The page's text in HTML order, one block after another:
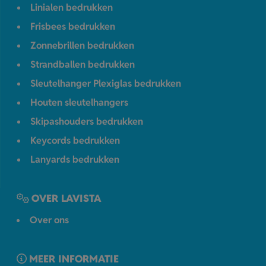
Linialen bedrukken
Frisbees bedrukken
Zonnebrillen bedrukken
Strandballen bedrukken
Sleutelhanger Plexiglas bedrukken
Houten sleutelhangers
Skipashouders bedrukken
Keycords bedrukken
Lanyards bedrukken
OVER LAVISTA
Over ons
MEER INFORMATIE